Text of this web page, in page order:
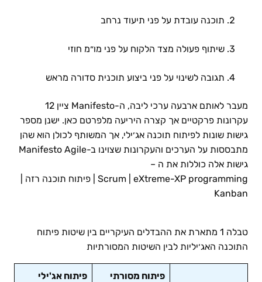
תוכנה עובדת על פני תיעוד נרחב
שיתוף פעולה מצד הלקוח על פני מו״מ חוזי
תגובה לשינוי על פני ביצוע תוכנית סדורה מראש
מעבר לאותם ארבעה ערכי ליבה, ה-Manifesto ציין 12
עקרונות פרקטיים אך קצרה היריעה מלפרטם כאן. ישנן מספר
גישות שונות לפיתוח תוכנה אג׳ילי, אך המשותף לכולן הוא שהן
מתבססות על הערכים והעקרונות שצוינו ב-Manifesto Agile
גישות אלה כוללות את ה –
Scrum | eXtreme-XP programming | פיתוח תוכנה רזה |
Kanban
טבלה 1 מתארת את ההבדלים העיקריים בין שיטות פיתוח
התוכנה האג׳יליות לבין השיטות המסורתיות
פיתוח מסורתי פיתוח אג'ילי